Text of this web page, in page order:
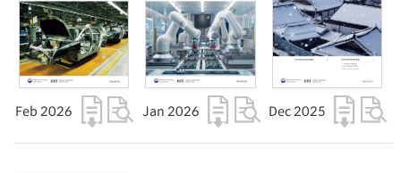
Feb 2026 Jan 2026 Dec 2025